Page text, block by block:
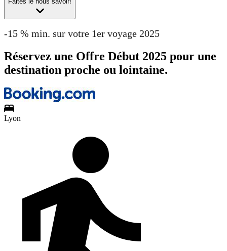
-15 % min. sur votre 1er voyage 2025
Réservez une Offre Début 2025 pour une
destination proche ou lointaine.
Lyon